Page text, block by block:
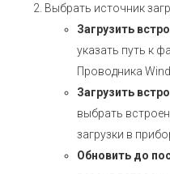
Выбрать источник
Загрузить
указать путь к
Проводника
Загрузить
выбрать
загрузки в
Обновить до